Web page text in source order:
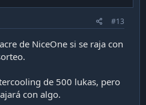
#13
de NiceOne si se raja con
de 500 lukas, pero
con algo.